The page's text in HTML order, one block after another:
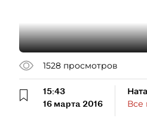
1528 просмотров
15:43
16 марта 2016
Все